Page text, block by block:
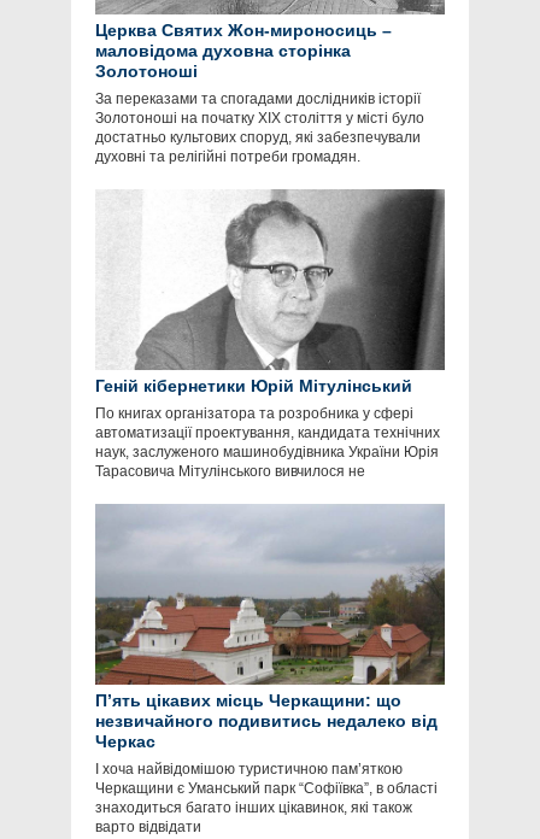
Церква Святих Жон-мироносиць –
маловідома духовна сторінка
Золотоноші
За переказами та спогадами дослідників історії
Золотоноші на початку ХІХ століття у місті було
достатньо культових споруд, які забезпечували
духовні та релігійні потреби громадян.
Геній кібернетики Юрій Мітулінський
По книгах організатора та розробника у сфері
автоматизації проектування, кандидата технічних
наук, заслуженого машинобудівника України Юрія
Тарасовича Мітулінського вивчилося не
П’ять цікавих місць Черкащини: що
незвичайного подивитись недалеко від
Черкас
І хоча найвідомішою туристичною пам’яткою
Черкащини є Уманський парк “Софіївка”, в області
знаходиться багато інших цікавинок, які також
варто відвідати